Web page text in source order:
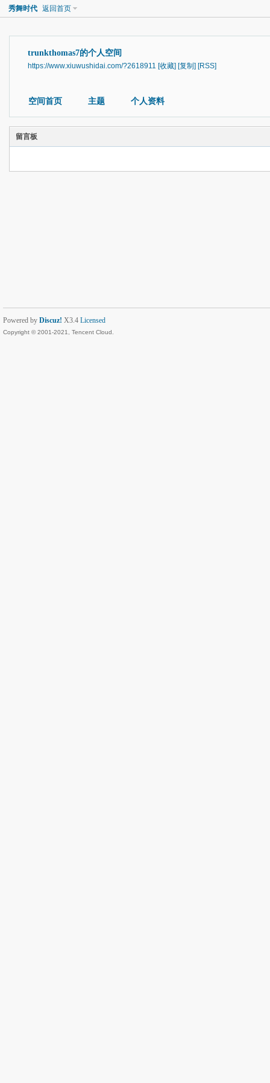
秀舞时代 返回首页
trunkthomas7的个人空间
https://www.xiuwushidai.com/?2618911 [收藏] [复制] [RSS]
空间首页 主题 个人资料
留言板
Powered by Discuz! X3.4 Licensed
Copyright © 2001-2021, Tencent Cloud.